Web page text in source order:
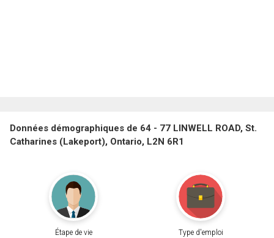
Données démographiques de 64 - 77 LINWELL ROAD, St.
Catharines (Lakeport), Ontario, L2N 6R1
Étape de vie Type d'emploi